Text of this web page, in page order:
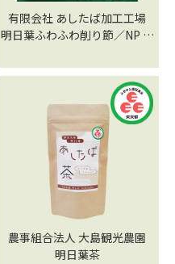
有限会社 あしたば加工工場
明日葉ふわふわ削り節／NP 明
スタ
農事組合法人 大島観光農園
明日葉茶